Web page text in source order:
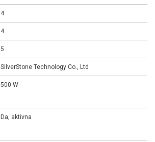
4
4
5
SilverStone Technology Co., Ltd
500 W
Da, aktivna